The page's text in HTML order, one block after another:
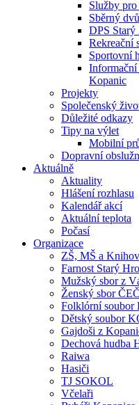
Služby
Sběrný
DPS
Rekreační
Sportovní
Kopanic
Projekty
Společenský
Důležité odkazy
Tipy na výlet
Mobilní
Dopravní
Aktuálně
Aktuality
Hlášení rozhlasu
Kalendář akcí
Aktuální teplota
Počasí
Organizace
ZŠ, MŠ a
Farnost Starý
Mužský sbor z
Ženský sbor
Folklórní
Dětský soubor
Gajdoši z
Dechová hudba
Raiwa
Hasiči
TJ SOKOL
Včelaři